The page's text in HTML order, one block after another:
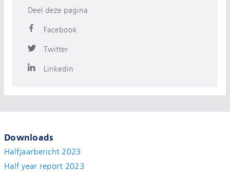
Deel deze pagina
Facebook
Twitter
Linkedin
Downloads
Halfjaarbericht 2023
Half year report 2023